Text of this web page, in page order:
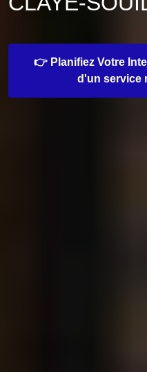
👉 Planifiez Votre
d'un service